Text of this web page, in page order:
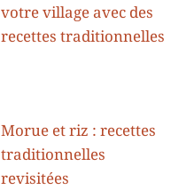
votre village avec des
recettes traditionnelles
Morue et riz : recettes
traditionnelles
revisitées